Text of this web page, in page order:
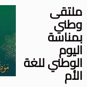
للغة